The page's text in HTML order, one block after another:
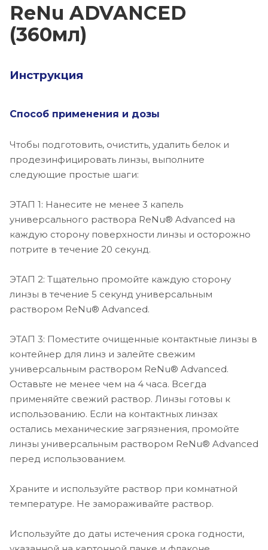
ReNu ADVANCED
(360мл)
Инструкция
Способ применения и дозы
Чтобы подготовить, очистить, удалить белок и
продезинфицировать линзы, выполните
следующие простые шаги:
ЭТАП 1: Нанесите не менее 3 капель
универсального раствора ReNu® Advanced на
каждую сторону поверхности линзы и осторожно
потрите в течение 20 секунд.
ЭТАП 2: Тщательно промойте каждую сторону
линзы в течение 5 секунд универсальным
раствором ReNu® Advanced.
ЭТАП 3: Поместите очищенные контактные линзы в
контейнер для линз и залейте свежим
универсальным раствором ReNu® Advanced.
Оставьте не менее чем на 4 часа. Всегда
применяйте свежий раствор. Линзы готовы к
использованию. Если на контактных линзах
остались механические загрязнения, промойте
линзы универсальным раствором ReNu® Advanced
перед использованием.
Храните и используйте раствор при комнатной
температуре. Не замораживайте раствор.
Используйте до даты истечения срока годности,